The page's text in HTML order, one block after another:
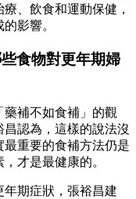
、飲食和運動保健，
影響。
食物對更年期婦
藥補不如食補」的觀
認為，這樣的說法沒
重要的食補方法仍是
才是最健康的。
期症狀，張裕昌建